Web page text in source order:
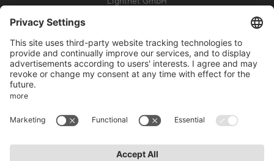
info@lightnet.de
Aviso de privacidad
Conditions de garantie